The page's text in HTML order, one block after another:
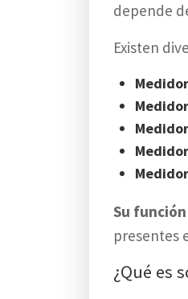
depende
Existen
Su
presentes
¿Qué es